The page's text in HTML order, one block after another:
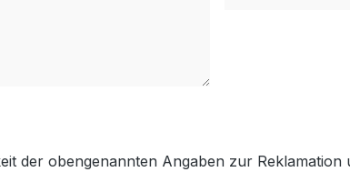
der obengenannten Angaben zur